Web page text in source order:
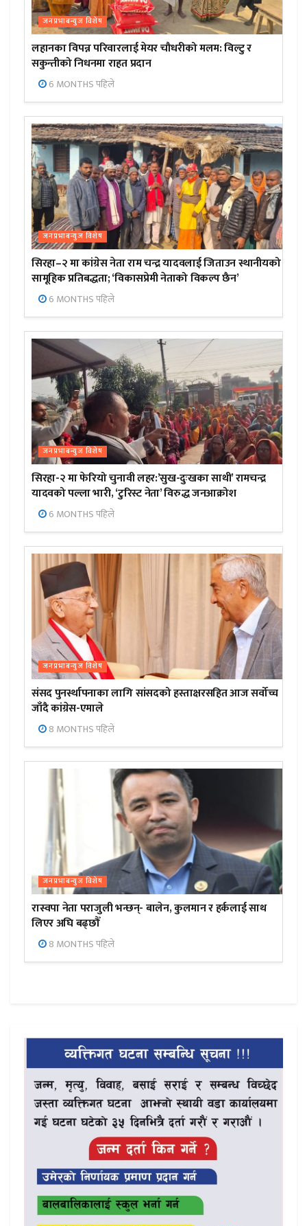
जनप्रभाबन्युज विशेष
लहानका विपन्न परिवारलाई मेयर चौधरीको मलम: विल्टु र
सकुन्तीको निधनमा राहत प्रदान
6 MONTHS पहिले
जनप्रभाबन्युज विशेष
सिरहा–२ मा कांग्रेस नेता राम चन्द्र यादवलाई जिताउन स्थानीयको
सामूहिक प्रतिबद्धता; ‘विकासप्रेमी नेताको विकल्प छैन’
6 MONTHS पहिले
जनप्रभाबन्युज विशेष
सिरहा-२ मा फेरियो चुनावी लहर:’सुख-दुःखका साथी’ रामचन्द्र
यादवको पल्ला भारी, ‘टुरिस्ट नेता’ विरुद्ध जनआक्रोश
6 MONTHS पहिले
जनप्रभाबन्युज विशेष
संसद पुनर्स्थापनाका लागि सांसदको हस्ताक्षरसहित आज सर्वोच्च
जाँदै कांग्रेस-एमाले
8 MONTHS पहिले
जनप्रभाबन्युज विशेष
रास्वपा नेता पराजुली भन्छन्- बालेन, कुलमान र हर्कलाई साथ
लिएर अघि बढ्छौँ
8 MONTHS पहिले